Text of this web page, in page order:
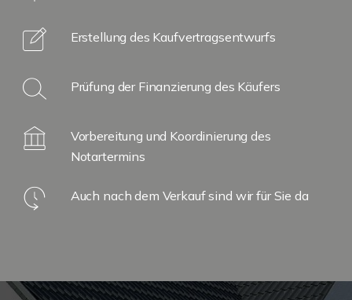
Erstellung des Kaufvertragsentwurfs
Prüfung der Finanzierung des Käufers
Vorbereitung und Koordinierung des
Notartermins
Auch nach dem Verkauf sind wir für Sie da